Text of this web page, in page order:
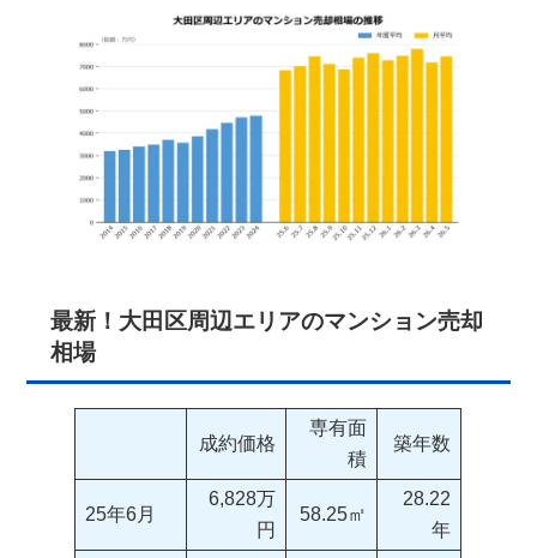
最新！大田区周辺エリアのマンション売却
相場
成約価格
専有面
積
築年数
25年6月
6,828万
円
58.25㎡
28.22
年